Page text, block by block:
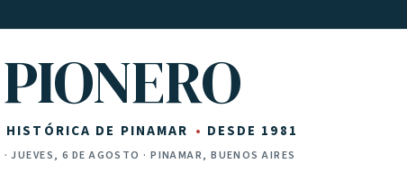
PIONERO
HISTÓRICA DE PINAMAR DESDE 1981
·JUEVES, 6 DE AGOSTO · PINAMAR, BUENOS AIRES